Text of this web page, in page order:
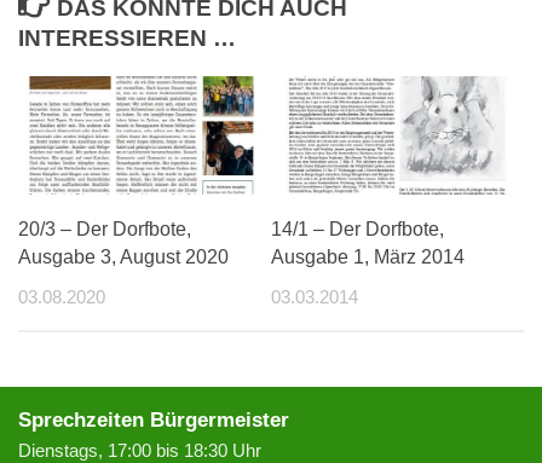
DAS KÖNNTE DICH AUCH
INTERESSIEREN …
20/3 – Der Dorfbote,
Ausgabe 3, August 2020
03.08.2020
14/1 – Der Dorfbote,
Ausgabe 1, März 2014
03.03.2014
Sprechzeiten Bürgermeister
Dienstags, 17:00 bis 18:30 Uhr